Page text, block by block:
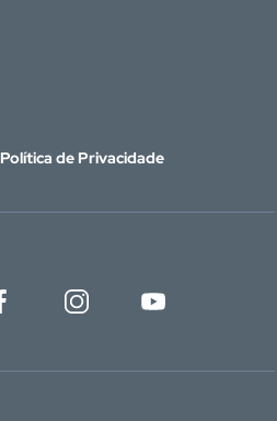
Política de Privacidade